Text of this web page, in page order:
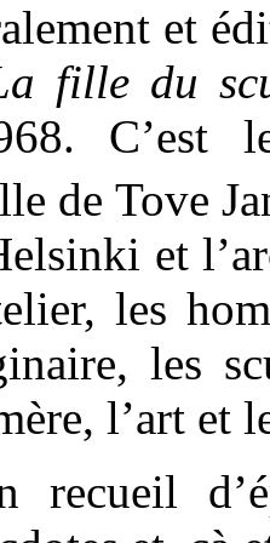
et
fille du
C’est
de Tove
et
les
les
l’art et
recueil